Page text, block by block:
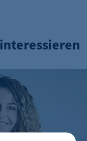
keine Männersache